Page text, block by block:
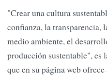
"Crear una cultura
confianza, la transparencia,
medio ambiente, el
producción sustentable", es
que en su página web